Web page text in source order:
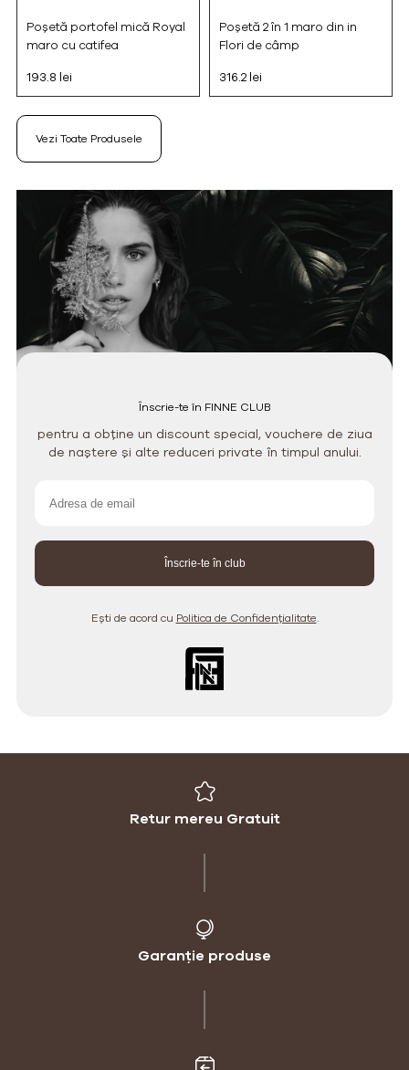
Poșetă portofel mică Royal
maro cu catifea
193.8 lei
Poșetă 2 în 1 maro din in
Flori de câmp
316.2 lei
Vezi Toate Produsele
Înscrie-te în FINNE CLUB
pentru a obține un discount special, vouchere de ziua
de naștere și alte reduceri private în timpul anului.
Ești de acord cu Politica de Confidențialitate.
Retur mereu Gratuit
Garanție produse